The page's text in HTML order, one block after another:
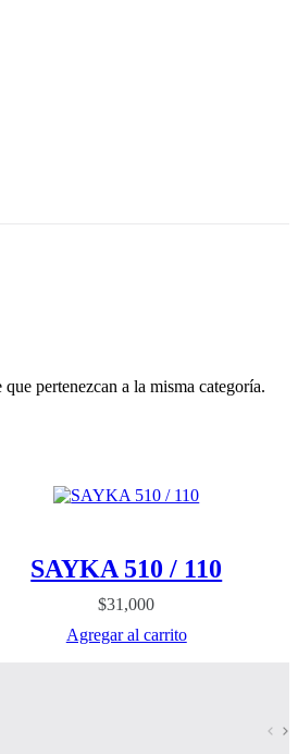
pertenezcan a la misma categoría.
SAYKA 510 / 110
$31,000
Agregar al carrito